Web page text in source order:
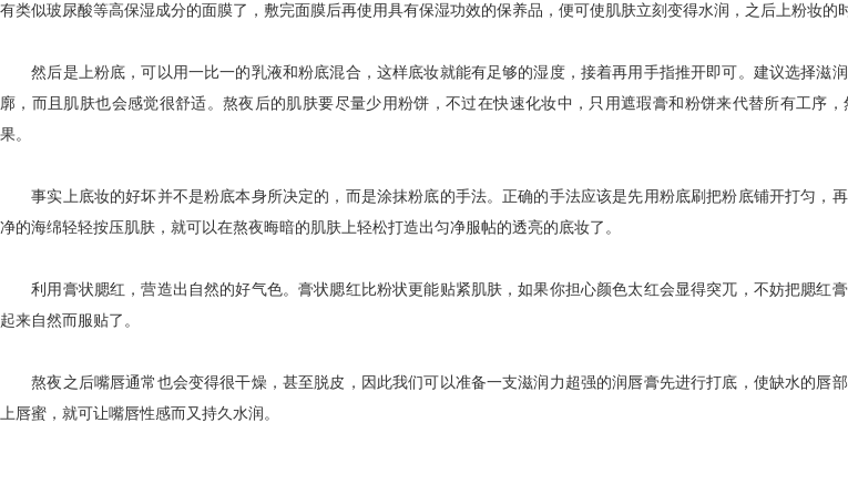
有类似玻尿酸等高保湿成分的面膜了，敷完面膜后再使用具有保湿功效的保养品，便可使肌肤立刻变得水润，之后上粉妆的
然后是上粉底，可以用一比一的乳液和粉底混合，这样底妆就能有足够的湿度，接着再用手指推开即可。建议选择滋
廓，而且肌肤也会感觉很舒适。熬夜后的肌肤要尽量少用粉饼，不过在快速化妆中，只用遮瑕膏和粉饼来代替所有工序
果。
事实上底妆的好坏并不是粉底本身所决定的，而是涂抹粉底的手法。正确的手法应该是先用粉底刷把粉底铺开打匀，
净的海绵轻轻按压肌肤，就可以在熬夜晦暗的肌肤上轻松打造出匀净服帖的透亮的底妆了。
利用膏状腮红，营造出自然的好气色。膏状腮红比粉状更能贴紧肌肤，如果你担心颜色太红会显得突兀，不妨把腮红
起来自然而服贴了。
熬夜之后嘴唇通常也会变得很干燥，甚至脱皮，因此我们可以准备一支滋润力超强的润唇膏先进行打底，使缺水的唇
上唇蜜，就可让嘴唇性感而又持久水润。